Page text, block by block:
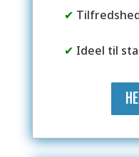
✔
✔ Ideel til